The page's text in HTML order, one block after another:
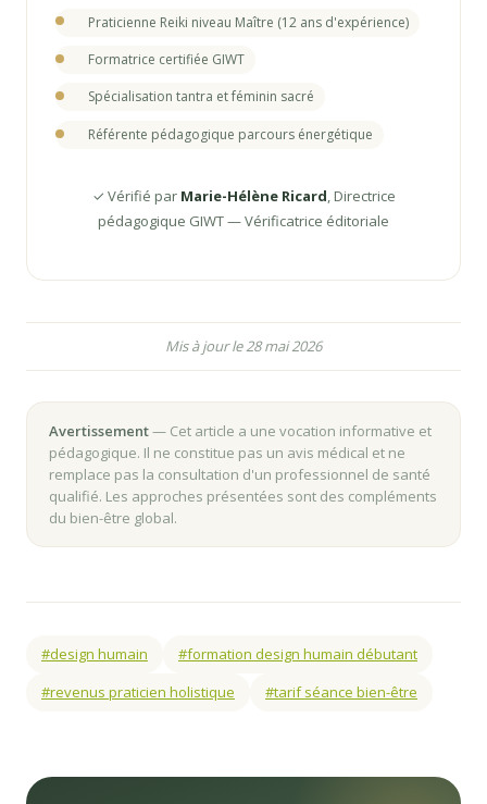
Praticienne Reiki niveau Maître (12 ans d'expérience)
Formatrice certifiée GIWT
Spécialisation tantra et féminin sacré
Référente pédagogique parcours énergétique
✓ Vérifié par Marie-Hélène Ricard, Directrice
pédagogique GIWT — Vérificatrice éditoriale
Mis à jour le 28 mai 2026
Avertissement— Cet article a une vocation informative et
pédagogique. Il ne constitue pas un avis médical et ne
remplace pas la consultation d'un professionnel de santé
qualifié. Les approches présentées sont des compléments
du bien-être global.
#design humain
#formation design humain débutant
#revenus praticien holistique
#tarif séance bien-être